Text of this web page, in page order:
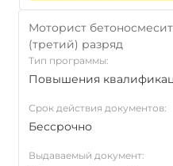
Моторист
(третий) разряд
Тип программы:
Повышения
Срок действия документов:
Бессрочно
Выдаваемый документ: